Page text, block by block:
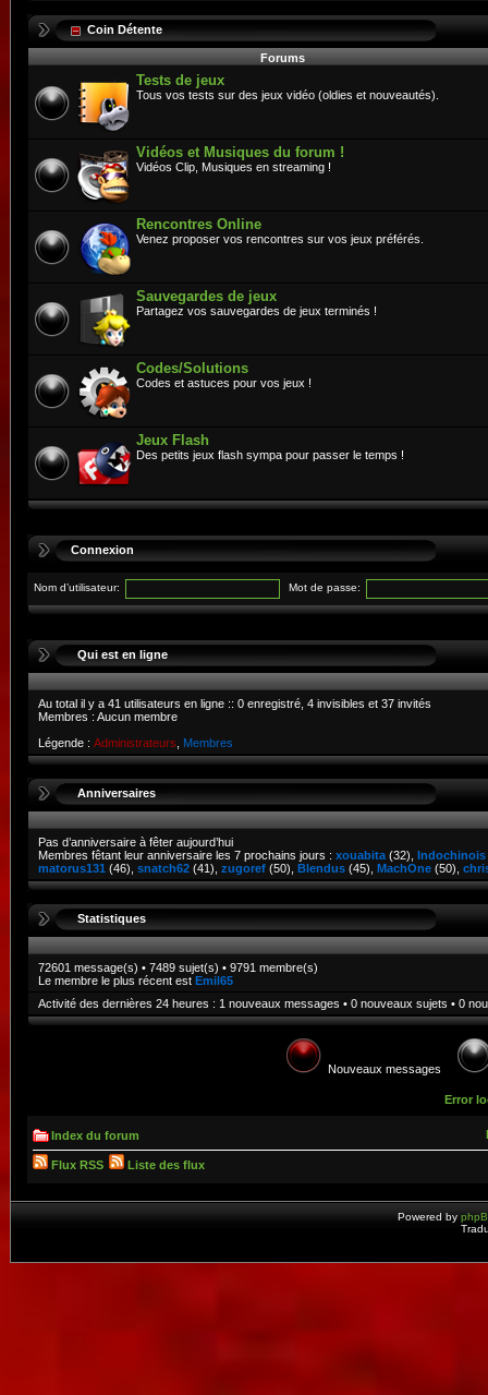
Coin Détente
Forums
Tests de jeux
Tous vos tests sur des jeux vidéo (oldies et nouveautés).
Vidéos et Musiques du forum !
Vidéos Clip, Musiques en streaming !
Rencontres Online
Venez proposer vos rencontres sur vos jeux préférés.
Sauvegardes de jeux
Partagez vos sauvegardes de jeux terminés !
Codes/Solutions
Codes et astuces pour vos jeux !
Jeux Flash
Des petits jeux flash sympa pour passer le temps !
Connexion
Nom d’utilisateur: Mot de passe:
Qui est en ligne
Au total il y a 41 utilisateurs en ligne :: 0 enregistré, 4 invisibles et 37 invités
Membres : Aucun membre
Légende : Administrateurs Membres
Anniversaires
Pas d’anniversaire à fêter aujourd’hui
Membres fêtant leur anniversaire les 7 prochains jours : xouabita (32), Indochinois
matorus131 (46), snatch62 (41), zugoref (50), Blendus (45), MachOne (50),
Statistiques
72601 message(s) • 7489 sujet(s) • 9791 membre(s)
Le membre le plus récent est Emil65
Activité des dernières 24 heures : 1 nouveaux messages • 0 nouveaux sujets • 0
Nouveaux messages
Error
Index du forum
Flux RSS Liste des flux
Powered by